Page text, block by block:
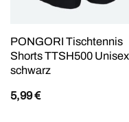
PONGORI Tischtennis
Shorts TTSH500 Unisex
schwarz
5,99€